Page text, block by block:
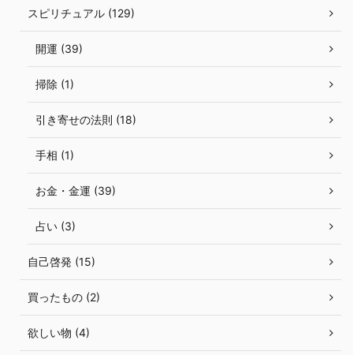
スピリチュアル (129)
開運 (39)
掃除 (1)
引き寄せの法則 (18)
手相 (1)
お金・金運 (39)
占い (3)
自己啓発 (15)
買ったもの (2)
欲しい物 (4)